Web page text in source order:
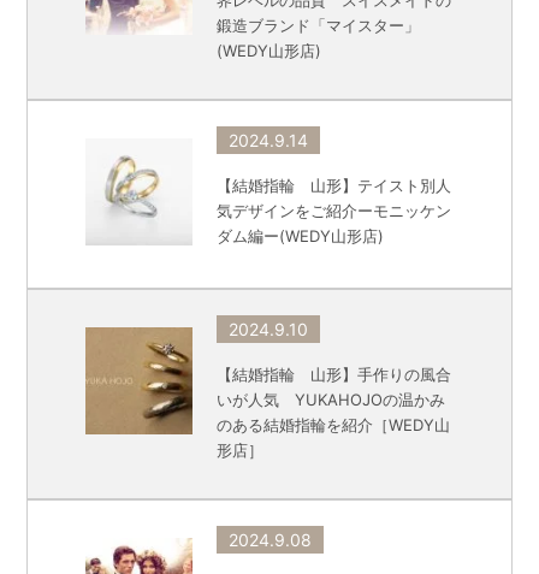
鍛造ブランド「マイスター」
(WEDY山形店)
2024.9.14
【結婚指輪 山形】テイスト別人
気デザインをご紹介ーモニッケン
ダム編ー(WEDY山形店)
2024.9.10
【結婚指輪 山形】手作りの風合
いが人気 YUKAHOJOの温かみ
のある結婚指輪を紹介［WEDY山
形店］
2024.9.08